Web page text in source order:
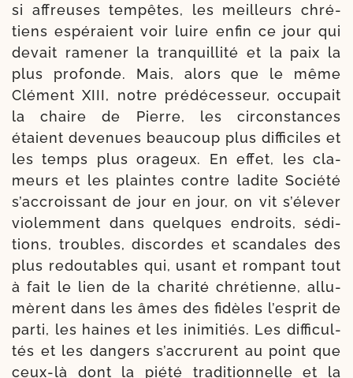
si affreuses tem­pêtes, les meilleurs chré­
tiens espé­raient voir luire enfin ce jour qui
devait rame­ner la tran­quilli­té et la paix la
plus pro­fonde. Mais, alors que le même
Clément XIII, notre pré­dé­ces­seur, occu­pait
la chaire de Pierre, les cir­cons­tances
étaient deve­nues beau­coup plus dif­fi­ciles et
les temps plus ora­geux. En effet, les cla­
meurs et les plaintes contre ladite Société
s’ac­crois­sant de jour en jour, on vit s’é­le­ver
vio­lem­ment dans quelques endroits, sédi­
tions, troubles, dis­cordes et scan­dales des
plus redou­tables qui, usant et rom­pant tout
à fait le lien de la cha­ri­té chré­tienne, allu­
mèrent dans les âmes des fidèles l’es­prit de
par­ti, les haines et les ini­mi­tiés. Les dif­fi­cul­
tés et les dan­gers s’ac­crurent au point que
ceux-​là dont la pié­té tra­di­tion­nelle et la